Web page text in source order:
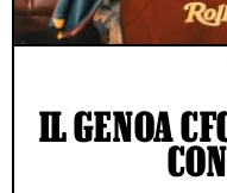
IL GENOA